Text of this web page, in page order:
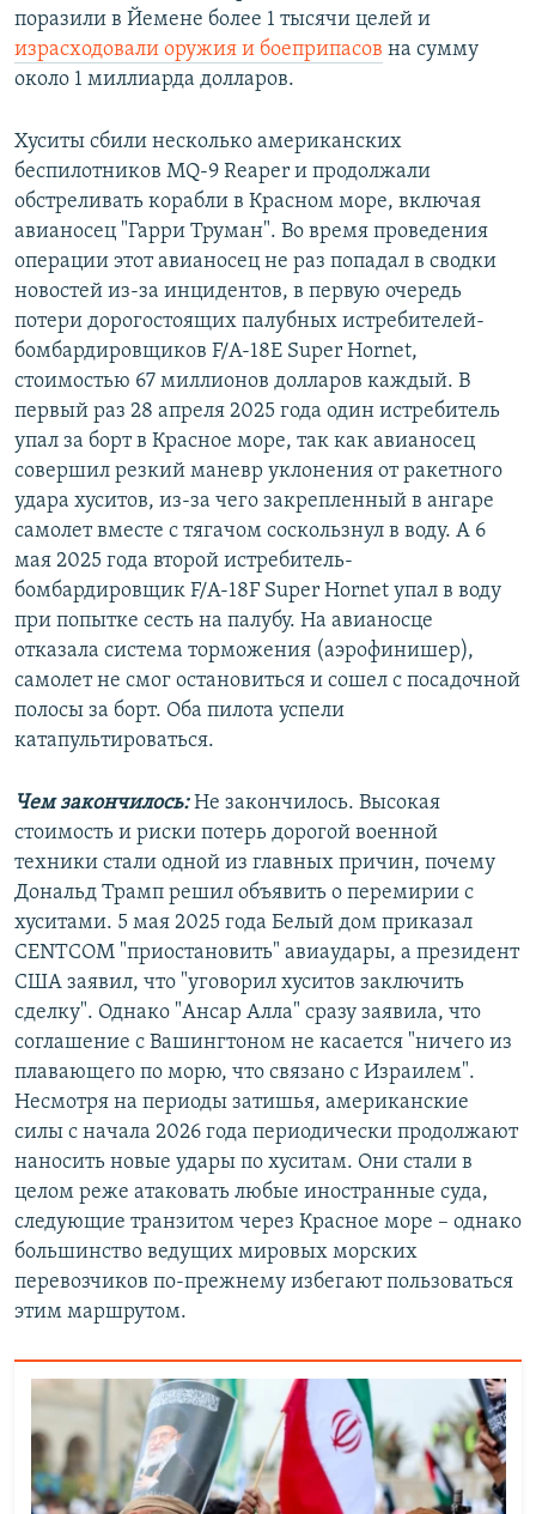
поразили в Йемене более 1 тысячи целей и
израсходовали оружия и боеприпасов на сумму
около 1 миллиарда долларов.
Хуситы сбили несколько американских
беспилотников MQ-9 Reaper и продолжали
обстреливать корабли в Красном море, включая
авианосец "Гарри Труман". Во время проведения
операции этот авианосец не раз попадал в сводки
новостей из-за инцидентов, в первую очередь
потери дорогостоящих палубных истребителей-
бомбардировщиков F/A-18E Super Hornet,
стоимостью 67 миллионов долларов каждый. В
первый раз 28 апреля 2025 года один истребитель
упал за борт в Красное море, так как авианосец
совершил резкий маневр уклонения от ракетного
удара хуситов, из-за чего закрепленный в ангаре
самолет вместе с тягачом соскользнул в воду. А 6
мая 2025 года второй истребитель-
бомбардировщик F/A-18F Super Hornet упал в воду
при попытке сесть на палубу. На авианосце
отказала система торможения (аэрофинишер),
самолет не смог остановиться и сошел с посадочной
полосы за борт. Оба пилота успели
катапультироваться.
Чем закончилось:Не закончилось. Высокая
стоимость и риски потерь дорогой военной
техники стали одной из главных причин, почему
Дональд Трамп решил объявить о перемирии с
хуситами. 5 мая 2025 года Белый дом приказал
CENTCOM "приостановить" авиаудары, а президент
США заявил, что "уговорил хуситов заключить
сделку". Однако "Ансар Алла" сразу заявила, что
соглашение с Вашингтоном не касается "ничего из
плавающего по морю, что связано с Израилем".
Несмотря на периоды затишья, американские
силы с начала 2026 года периодически продолжают
наносить новые удары по хуситам. Они стали в
целом реже атаковать любые иностранные суда,
следующие транзитом через Красное море – однако
большинство ведущих мировых морских
перевозчиков по-прежнему избегают пользоваться
этим маршрутом.